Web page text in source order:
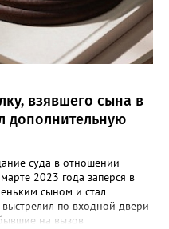
до пятнадцати лет
взявшего сына в
дополнительную
суда в отношении
2023 года заперся в
сыном и стал
по входной двери
на вызов